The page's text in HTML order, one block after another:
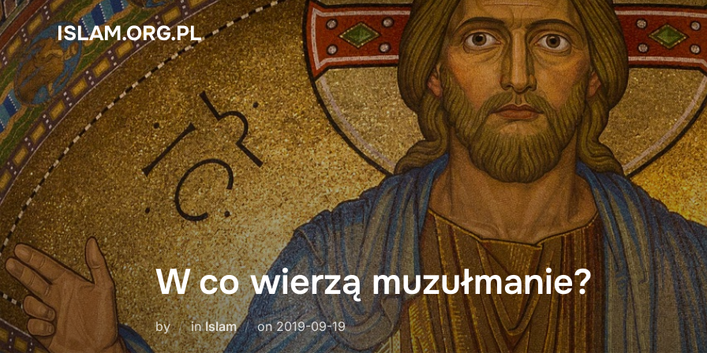
Skip
to
content
ISLAM.ORG.PL
W co wierzą muzułmanie?
by inIslam onPosted
on
2019-09-19